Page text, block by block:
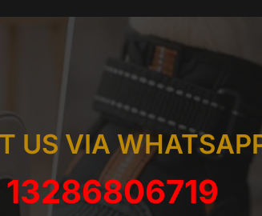
US VIA